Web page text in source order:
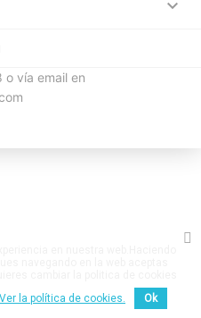

o vía email en
Ver la política de cookies. Ok